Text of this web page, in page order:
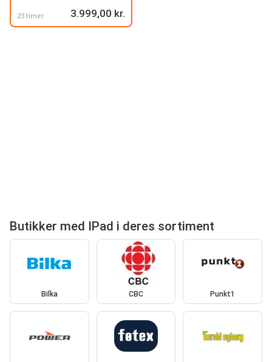
23 timer 3.999,00 kr.
Butikker med IPad i deres sortiment
Bilka CBC Punkt1